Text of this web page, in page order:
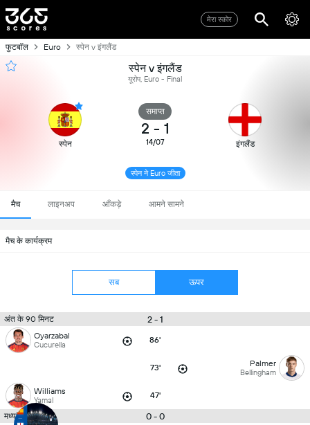
मेरा स्कोर
फुटबॉल Euro स्पेन v इंगलैंड
स्पेन v इंगलैंड
यूरोप, Euro - Final
स्पेन
समाप्त
2 - 1
14/07 इंगलैंड
स्पेन ने Euro जीता
मैच लाइनअप आँकड़े आमने सामने
मैच के कार्यक्रम
सब ऊपर
अंत के 90 मिनट 2 - 1
Oyarzabal
Cucurella 86'
73' Palmer
Bellingham
Williams
Yamal 47'
मध्यांतर 0 - 0